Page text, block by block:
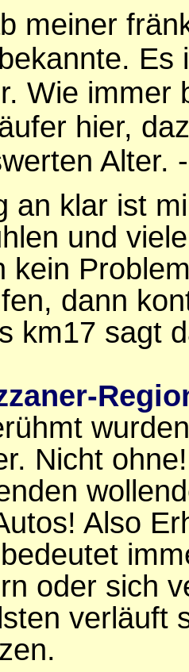
meiner
Es
Wie immer
hier,
Alter.
an klar ist
und
kein
dann
km17 sagt
Nicht
Also
oder sich
verläuft